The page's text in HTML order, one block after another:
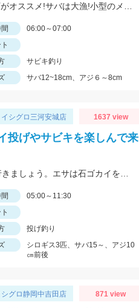
06:00～07:00
サビキ釣り
サバ12~18cm、アジ６～8cm
イシグロ三河安城店 1637 view
投げやサビキを楽しんで来
05:00～11:30
投げ釣り
シロギス3匹、サバ15～、アジ10
㎝前後
シグロ静岡中吉田店 871 view